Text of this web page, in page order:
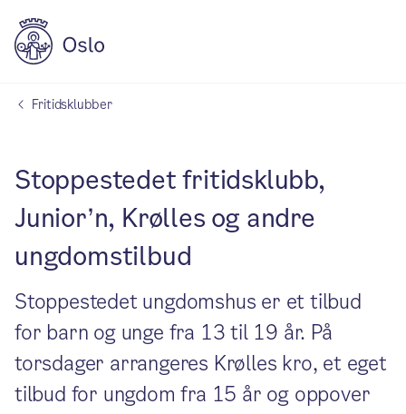
Fritidsklubber
Stoppestedet fritidsklubb,
Junior’n, Krølles og andre
ungdomstilbud
Stoppestedet ungdomshus er et tilbud
for barn og unge fra 13 til 19 år. På
torsdager arrangeres Krølles kro, et eget
tilbud for ungdom fra 15 år og oppover